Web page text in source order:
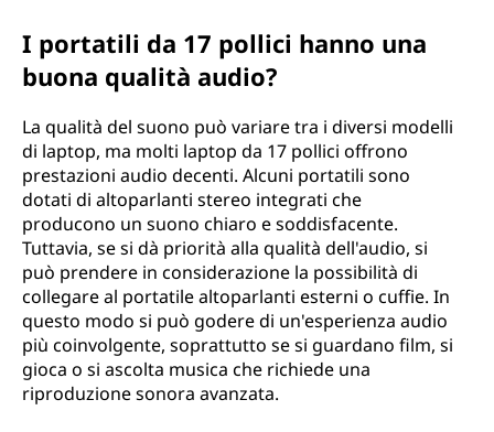
I portatili da 17 pollici hanno una
buona qualità audio?
La qualità del suono può variare tra i diversi modelli
di laptop, ma molti laptop da 17 pollici offrono
prestazioni audio decenti. Alcuni portatili sono
dotati di altoparlanti stereo integrati che
producono un suono chiaro e soddisfacente.
Tuttavia, se si dà priorità alla qualità dell'audio, si
può prendere in considerazione la possibilità di
collegare al portatile altoparlanti esterni o cuffie. In
questo modo si può godere di un'esperienza audio
più coinvolgente, soprattutto se si guardano film, si
gioca o si ascolta musica che richiede una
riproduzione sonora avanzata.